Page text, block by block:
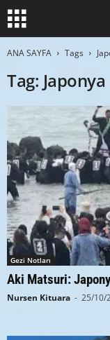
ANA SAYFA Tags
Tag: Japonya
Gezi Notları
Aki Matsuri:
Nursen Kituara - 25/10/